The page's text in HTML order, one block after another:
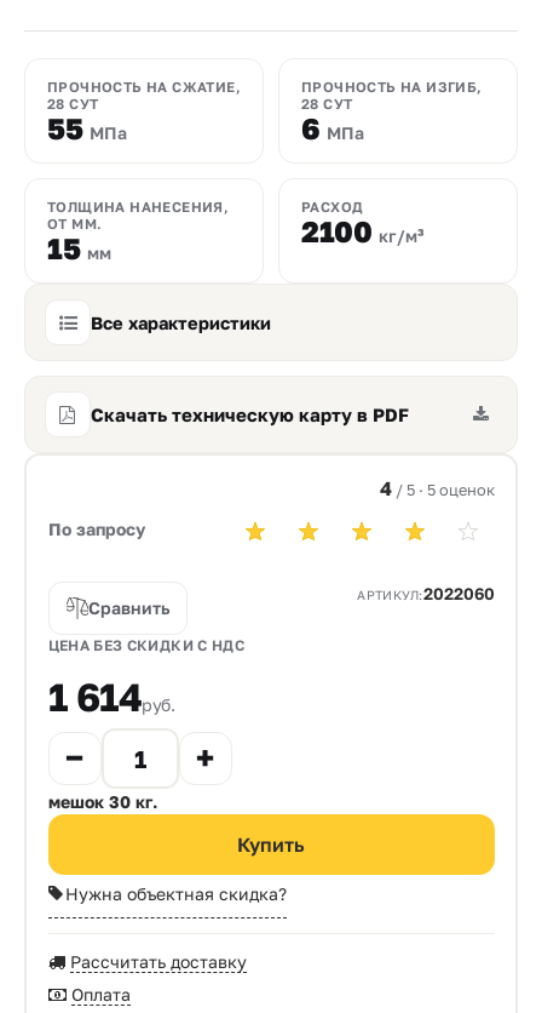
03-
50
sales@mpkm.org
ПРОЧНОСТЬ НА СЖАТИЕ,
28 СУТ
55 МПа
ПРОЧНОСТЬ НА ИЗГИБ,
28 СУТ
6 МПа
ТОЛЩИНА НАНЕСЕНИЯ,
ОТ ММ.
15 мм
РАСХОД
2100 кг/м³
Все характеристики
Скачать техническую карту в PDF
По запросу
4 / 5 · 5 оценок
Сравнить
АРТИКУЛ:2022060
ЦЕНА БЕЗ СКИДКИ С НДС
1 614руб.
мешок 30 кг.
Нужна объектная скидка?
Рассчитать доставку
Оплата